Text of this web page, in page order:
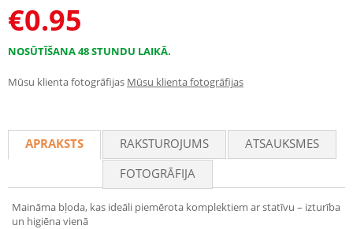
€0.95
NOSŪTĪŠANA 48 STUNDU LAIKĀ.
Mūsu klienta fotogrāfijas Mūsu klienta fotogrāfijas
APRAKSTS RAKSTUROJUMS
ATSAUKSMES
FOTOGRĀFIJA
Maināma bļoda, kas ideāli piemērota komplektiem ar statīvu – izturība
un higiēna vienā